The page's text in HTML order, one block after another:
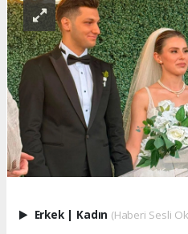
Erkek | Kadın (Haberi Sesli